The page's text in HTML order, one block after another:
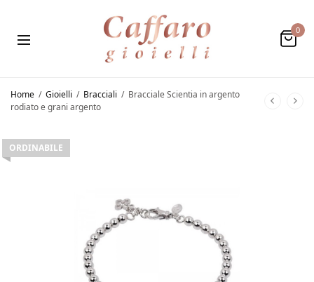
0
Home / Gioielli / Bracciali / Bracciale Scientia in argento
rodiato e grani argento
ORDINABILE